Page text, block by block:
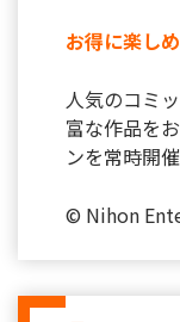
お得に楽し
人気のコミ
富な作品を
ンを常時開
© Nihon